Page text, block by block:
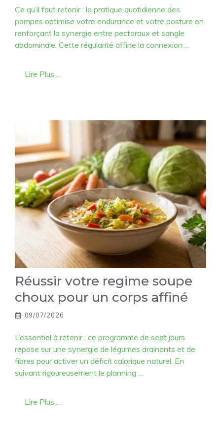
Ce qu’il faut retenir : la pratique quotidienne des
pompes optimise votre endurance et votre posture en
renforçant la synergie entre pectoraux et sangle
abdominale. Cette régularité affine la connexion …
Lire Plus …
Réussir votre regime soupe
choux pour un corps affiné
09/07/2026
L’essentiel à retenir : ce programme de sept jours
repose sur une synergie de légumes drainants et de
fibres pour activer un déficit calorique naturel. En
suivant rigoureusement le planning …
Lire Plus …